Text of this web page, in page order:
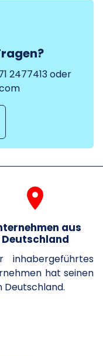
2477413 oder
room
aus
Deutschland
inhabergeführtes
hat seinen
Deutschland.